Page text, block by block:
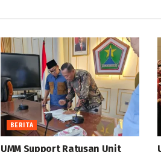
BERITA
UMM Support Ratusan Unit